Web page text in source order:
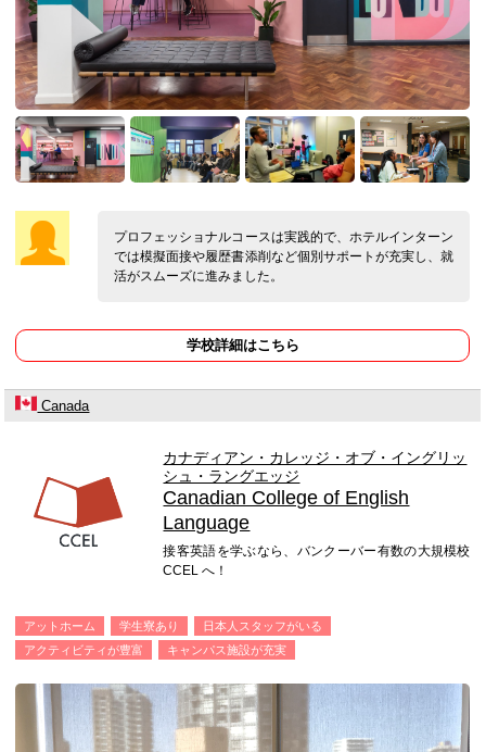
プロフェッショナルコースは実践的で、ホテルインターン
では模擬面接や履歴書添削など個別サポートが充実し、就
活がスムーズに進みました。
学校詳細はこちら
Canada
カナディアン・カレッジ・オブ・イングリッ
シュ・ラングエッジ
Canadian College of English
Language
接客英語を学ぶなら、バンクーバー有数の大規模校
CCEL へ！
アットホーム 学生寮あり
日本人スタッフがいる
アクティビティが豊富
キャンパス施設が充実